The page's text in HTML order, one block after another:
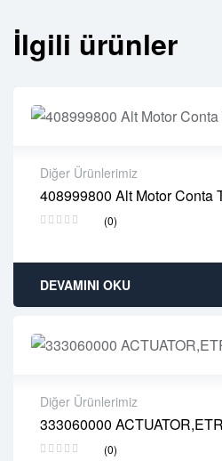
İlgili ürünler
Diğer Ürünlerimiz
408999800 Alt Motor Conta
(0)
2 years warranty
Delivery time: 1-2 business
DEVAMINI OKU
Diğer Ürünlerimiz
333060000
(0)
2 years warranty
Delivery time: 1-2 business